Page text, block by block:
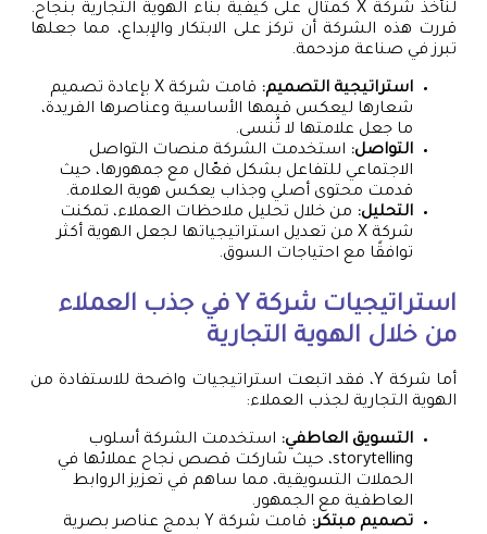
لنأخذ شركة X كمثال على كيفية بناء الهوية التجارية بنجاح.
قررت هذه الشركة أن تركز على الابتكار والإبداع، مما جعلها
تبرز في صناعة مزدحمة.
استراتيجية التصميم:
قامت شركة X بإعادة تصميم
شعارها ليعكس قيمها الأساسية وعناصرها الفريدة،
ما جعل علامتها لا تُنسى.
التواصل: استخدمت الشركة منصات التواصل
الاجتماعي للتفاعل بشكل فعّال مع جمهورها، حيث
قدمت محتوى أصلي وجذاب يعكس هوية العلامة.
التحليل: من خلال تحليل ملاحظات العملاء، تمكنت
شركة X من تعديل استراتيجياتها لجعل الهوية أكثر
توافقًا مع احتياجات السوق.
استراتيجيات شركة Y في جذب العملاء
من خلال الهوية التجارية
أما شركة Y، فقد اتبعت استراتيجيات واضحة للاستفادة من
الهوية التجارية لجذب العملاء:
التسويق العاطفي: استخدمت الشركة أسلوب
storytelling، حيث شاركت قصص نجاح عملائها في
الحملات التسويقية، مما ساهم في تعزيز الروابط
العاطفية مع الجمهور.
تصميم مبتكر:
قامت شركة Y بدمج عناصر بصرية